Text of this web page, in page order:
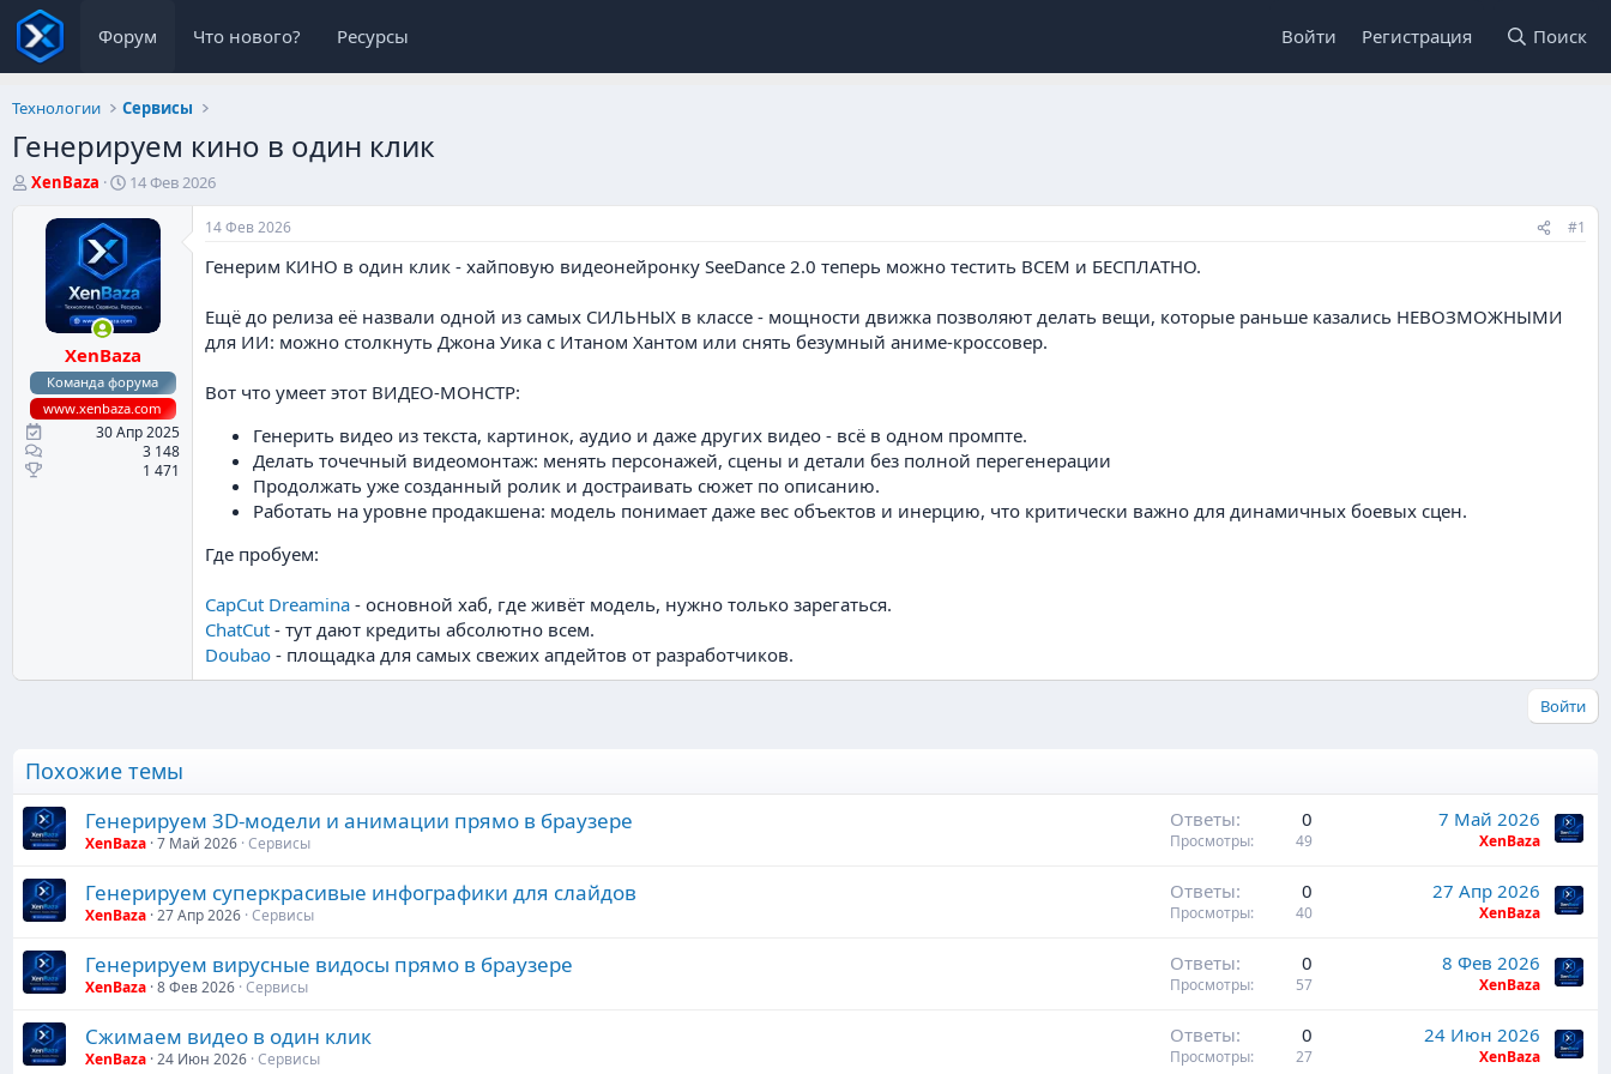
Форум Что нового? Ресурсы Войти Регистрация Поиск
Технологии Сервисы
Генерируем кино в один клик
А
XenBaza
Д
т
н
а
ч
а
л
а
14 Фев 2026
XenBaza
Команда форума
www.xenbaza.com
30 Апр 2025
3 148
1 471
14 Фев 2026 #1
Генерим КИНО в один клик - хайповую видеонейронку SeeDance 2.0 теперь можно тестить ВСЕМ и БЕСПЛАТНО.
Ещё до релиза её назвали одной из самых СИЛЬНЫХ в классе - мощности движка позволяют делать вещи, которые раньше казались НЕВОЗМОЖНЫМИ
для ИИ: можно столкнуть Джона Уика с Итаном Хантом или снять безумный аниме-кроссовер.
Вот что умеет этот ВИДЕО-МОНСТР:
Генерить видео из текста, картинок, аудио и даже других видео - всё в одном промпте.
Делать точечный видеомонтаж: менять персонажей, сцены и детали без полной перегенерации
Продолжать уже созданный ролик и достраивать сюжет по описанию.
Работать на уровне продакшена: модель понимает даже вес объектов и инерцию, что критически важно для динамичных боевых сцен.
Где пробуем:
CapCut Dreamina - основной хаб, где живёт модель, нужно только зарегаться.
ChatCut - тут дают кредиты абсолютно всем.
Doubao - площадка для самых свежих апдейтов от разработчиков.
Войти
Похожие темы
Генерируем 3D-модели и анимации прямо в браузере
XenBaza 7 Май 2026 Сервисы
Ответы 0
Просмотры 49
7 Май 2026
XenBaza
Генерируем суперкрасивые инфографики для слайдов
XenBaza 27 Апр 2026 Сервисы
Ответы 0
Просмотры 40
27 Апр 2026
XenBaza
Генерируем вирусные видосы прямо в браузере
XenBaza 8 Фев 2026 Сервисы
Ответы 0
Просмотры 57
8 Фев 2026
XenBaza
Сжимаем видео в один клик
XenBaza 24 Июн 2026 Сервисы
Ответы 0
Просмотры 27
24 Июн 2026
XenBaza